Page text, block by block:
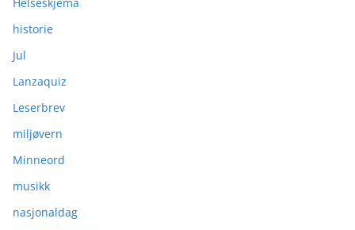
historie
Jul
Lanzaquiz
Leserbrev
miljøvern
Minneord
musikk
nasjonaldag